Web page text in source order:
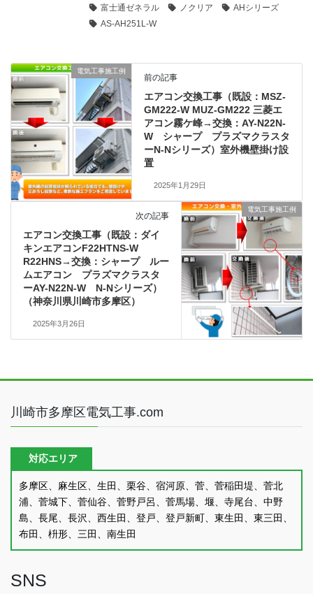
富士通ゼネラル
ノクリア
AHシリーズ
AS-AH251L-W
電気工事施工例
前の記事
エアコン交換工事（既設：MSZ-
GM222-W MUZ-GM222 三菱エ
アコン霧ケ峰→交換：AY-N22N-
W シャープ プラズマクラスタ
ーN-Nシリーズ）室外機壁掛け設
置
2025年1月29日
電気工事施工例
次の記事
エアコン交換工事（既設：ダイ
キンエアコンF22HTNS-W
R22HNS→交換：シャープ ルー
ムエアコン プラズマクラスタ
ーAY-N22N-W N-Nシリーズ）
（神奈川県川崎市多摩区）
2025年3月26日
川崎市多摩区電気工事.com
対応エリア
多摩区、麻生区、生田、栗谷、宿河原、菅、菅稲田堤、菅北
浦、菅城下、菅仙谷、菅野戸呂、菅馬場、堰、寺尾台、中野
島、長尾、長沢、西生田、登戸、登戸新町、東生田、東三田、
布田、枡形、三田、南生田
SNS